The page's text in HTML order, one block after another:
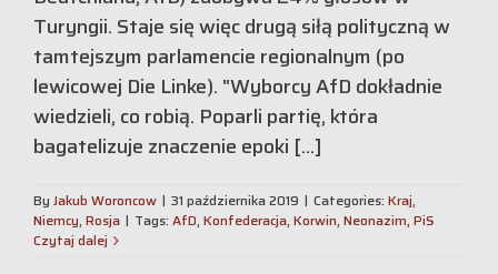
Turyngii. Staje się więc drugą siłą polityczną w
tamtejszym parlamencie regionalnym (po
lewicowej Die Linke). "Wyborcy AfD dokładnie
wiedzieli, co robią. Poparli partię, która
bagatelizuje znaczenie epoki [...]
By Jakub Woroncow | 31 października 2019 | Categories: Kraj,
Niemcy, Rosja | Tags: AfD, Konfederacja, Korwin, Neonazim, PiS
Czytaj dalej